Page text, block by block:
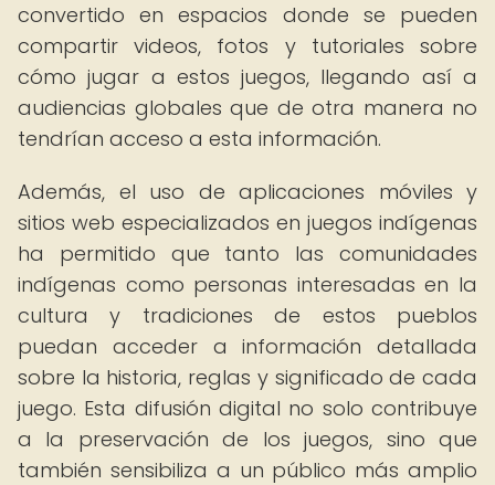
convertido en espacios donde se pueden
compartir videos, fotos y tutoriales sobre
cómo jugar a estos juegos, llegando así a
audiencias globales que de otra manera no
tendrían acceso a esta información.
Además, el uso de aplicaciones móviles y
sitios web especializados en juegos indígenas
ha permitido que tanto las comunidades
indígenas como personas interesadas en la
cultura y tradiciones de estos pueblos
puedan acceder a información detallada
sobre la historia, reglas y significado de cada
juego. Esta difusión digital no solo contribuye
a la preservación de los juegos, sino que
también sensibiliza a un público más amplio